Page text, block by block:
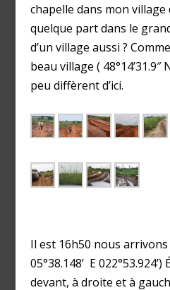
chapelle dans mon village
quelque part dans le
d’un village aussi ?
beau village ( 48°14’31.9″
peu diffèrent d’ici.
Il est 16h50 nous
05°38.148’ E
devant, à droite et à